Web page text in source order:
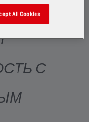
С
All Cookies